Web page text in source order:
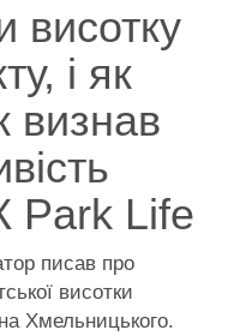
висотку
і як
визнав
Park Life
писав про
висотки
Хмельницького.